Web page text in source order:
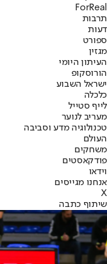
ForReal
תרבות
דעות
ספורט
מגזין
העיתון היומי
הורוסקופ
ישראל השבוע
כלכלה
לייף סטייל
מעריב לנוער
טכנולוגיה מדע וסביבה
העולם
משחקים
פודקאסטים
וידאו
אנחנו מגייסים
X
שיתוף כתבה